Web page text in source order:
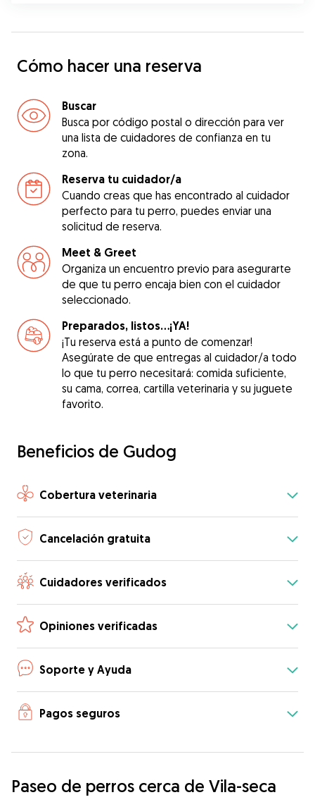
Cómo hacer una reserva
Buscar
Busca por código postal o dirección para ver
una lista de cuidadores de confianza en tu
zona.
Reserva tu cuidador/a
Cuando creas que has encontrado al cuidador
perfecto para tu perro, puedes enviar una
solicitud de reserva.
Meet & Greet
Organiza un encuentro previo para asegurarte
de que tu perro encaja bien con el cuidador
seleccionado.
Preparados, listos...¡YA!
¡Tu reserva está a punto de comenzar!
Asegúrate de que entregas al cuidador/a todo
lo que tu perro necesitará: comida suficiente,
su cama, correa, cartilla veterinaria y su juguete
favorito.
Beneficios de Gudog
Cobertura veterinaria
Cancelación gratuita
Cuidadores verificados
Opiniones verificadas
Soporte y Ayuda
Pagos seguros
Paseo de perros cerca de Vila-seca